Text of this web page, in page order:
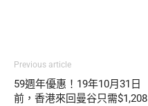
Previous article
59週年優惠！19年10月31日
前，香港來回曼谷只需$1,208